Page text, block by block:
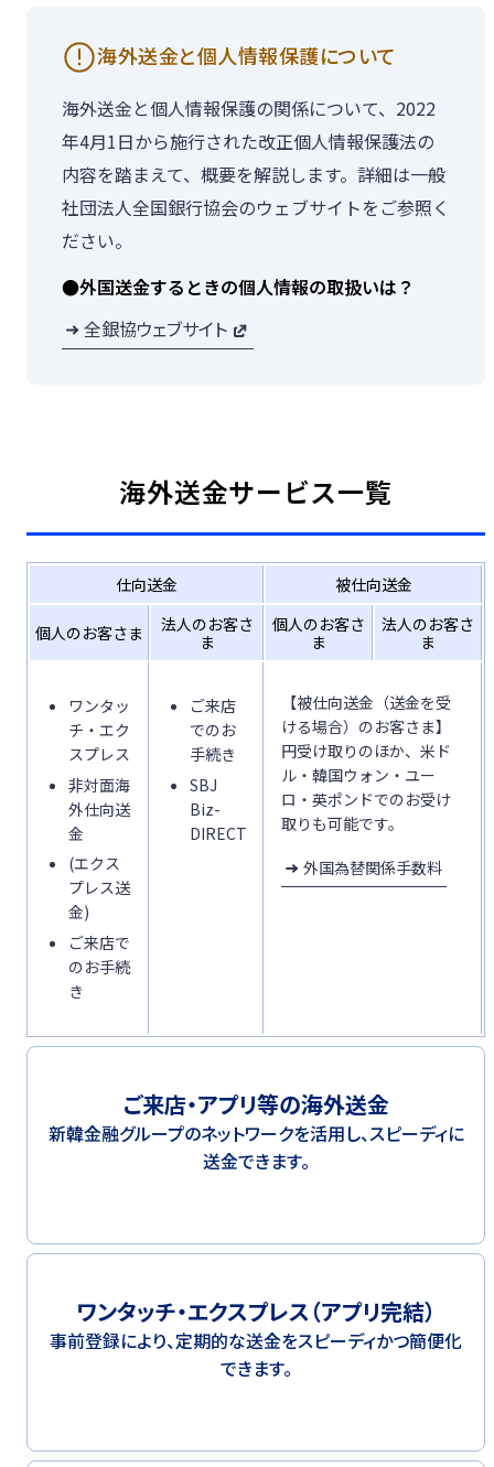
海外送金と個人情報保護について
海外送金と個人情報保護の関係について、2022
年4月1日から施行された改正個人情報保護法の
内容を踏まえて、概要を解説します。詳細は一般
社団法人全国銀行協会のウェブサイトをご参照く
ださい。
●外国送金するときの個人情報の取扱いは？
全銀協ウェブサイト
海外送金サービス一覧
仕向送金 被仕向送金
個人のお客さま
法人のお客さ
ま
個人のお客さ
ま
法人のお客さ
ま
ワンタッ
チ・エク
スプレス
非対面海
外仕向送
金
(エクス
プレス送
金)
ご来店で
のお手続
き
ご来店
でのお
手続き
SBJ
Biz-
DIRECT
【被仕向送金（送金を受
ける場合）のお客さま】
円受け取りのほか、米ド
ル・韓国ウォン・ユー
ロ・英ポンドでのお受け
取りも可能です。
外国為替関係手数料
ご来店・アプリ等の海外送金
新韓金融グループのネットワークを活用し、スピーディに
送金できます。
ワンタッチ・エクスプレス（アプリ完結）
事前登録により、定期的な送金をスピーディかつ簡便化
できます。